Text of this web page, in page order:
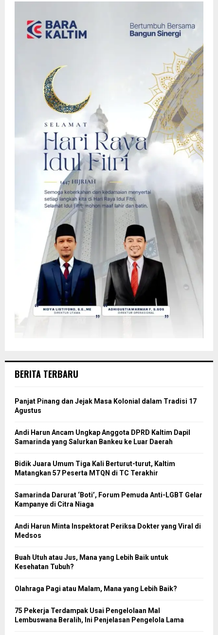
BERITA TERBARU
Panjat Pinang dan Jejak Masa Kolonial dalam Tradisi 17
Agustus
Andi Harun Ancam Ungkap Anggota DPRD Kaltim Dapil
Samarinda yang Salurkan Bankeu ke Luar Daerah
Bidik Juara Umum Tiga Kali Berturut-turut, Kaltim
Matangkan 57 Peserta MTQN di TC Terakhir
Samarinda Darurat ‘Boti’, Forum Pemuda Anti-LGBT Gelar
Kampanye di Citra Niaga
Andi Harun Minta Inspektorat Periksa Dokter yang Viral di
Medsos
Buah Utuh atau Jus, Mana yang Lebih Baik untuk
Kesehatan Tubuh?
Olahraga Pagi atau Malam, Mana yang Lebih Baik?
75 Pekerja Terdampak Usai Pengelolaan Mal
Lembuswana Beralih, Ini Penjelasan Pengelola Lama